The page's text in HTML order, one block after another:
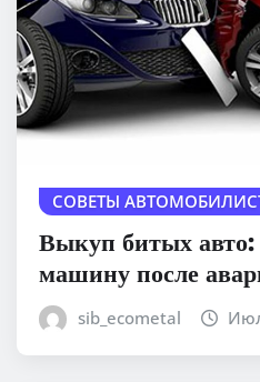
СОВЕТЫ
Выкуп битых авто:
машину после
sib_ecometal